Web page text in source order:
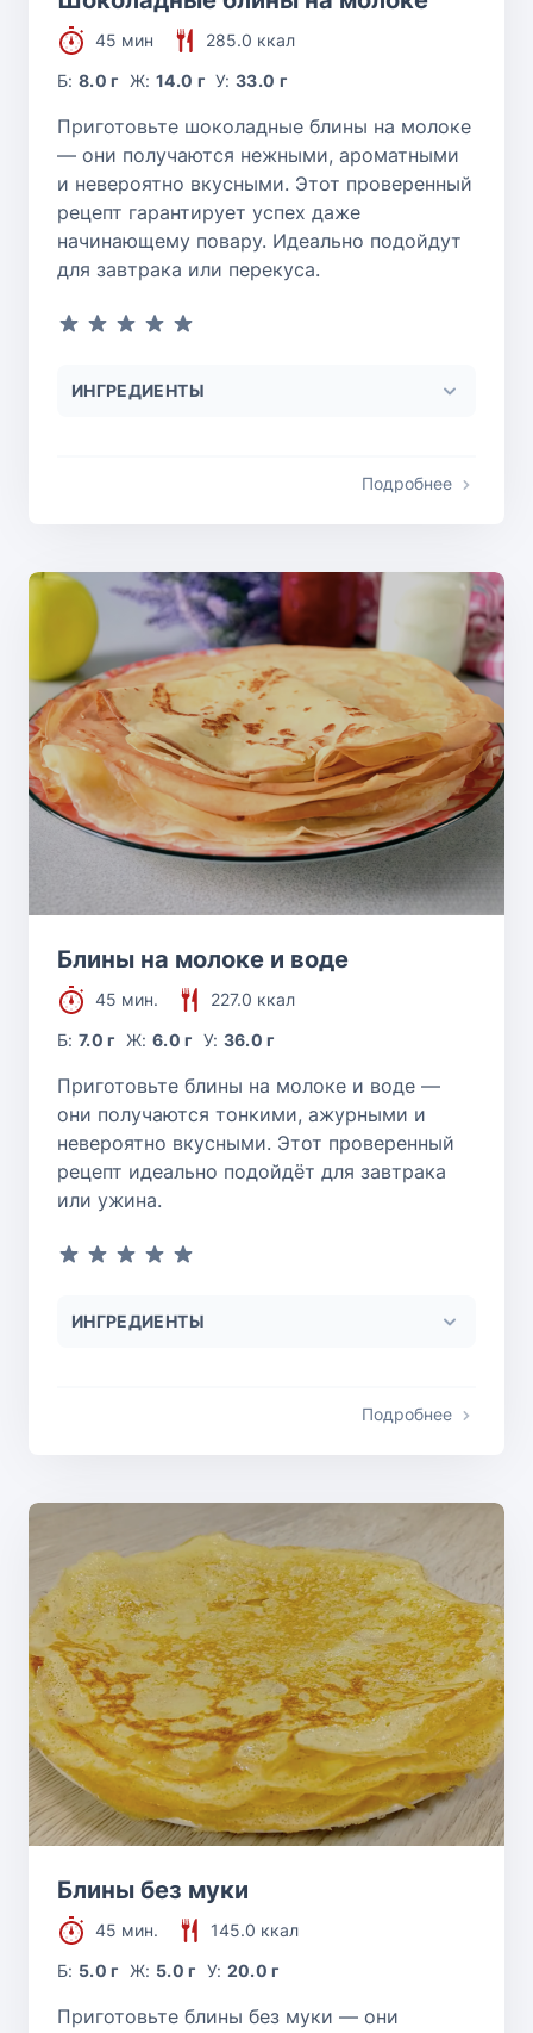
45 мин
285.0 ккал
Б:8.0 г Ж: 14.0 г У:33.0 г
Приготовьте шоколадные блины на молоке
— они получаются нежными, ароматными
и невероятно вкусными. Этот проверенный
рецепт гарантирует успех даже
начинающему повару. Идеально подойдут
для завтрака или перекуса.
ИНГРЕДИЕНТЫ
Подробнее
Блины на молоке и воде
45 мин.
227.0 ккал
Б:7.0 г Ж: 6.0 г У: 36.0 г
Приготовьте блины на молоке и воде —
они получаются тонкими, ажурными и
невероятно вкусными. Этот проверенный
рецепт идеально подойдёт для завтрака
или ужина.
ИНГРЕДИЕНТЫ
Подробнее
Блины без муки
45 мин.
145.0 ккал
Б: 5.0 г Ж: 5.0 г У: 20.0 г
Приготовьте блины без муки — они